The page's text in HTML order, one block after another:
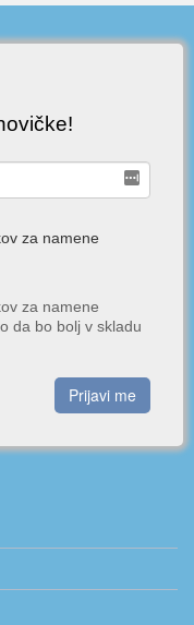
za namene
za namene
da bo bolj v skladu
Prijavi me